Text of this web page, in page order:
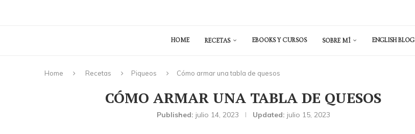
HOME RECETAS EBOOKS Y CURSOS SOBRE MÍ ENGLISH BLOG
Home Recetas Piqueos Cómo armar una tabla de quesos
CÓMO ARMAR UNA TABLA DE QUESOS
Published: julio 14, 2023 Updated: julio 15, 2023